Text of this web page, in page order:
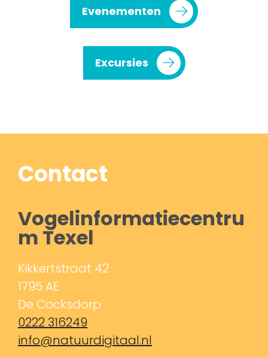
Evenementen
Excursies
Contact
Vogelinformatiecentru
m Texel
Kikkertstraat 42
1795 AE
De Cocksdorp
0222 316249
info@natuurdigitaal.nl